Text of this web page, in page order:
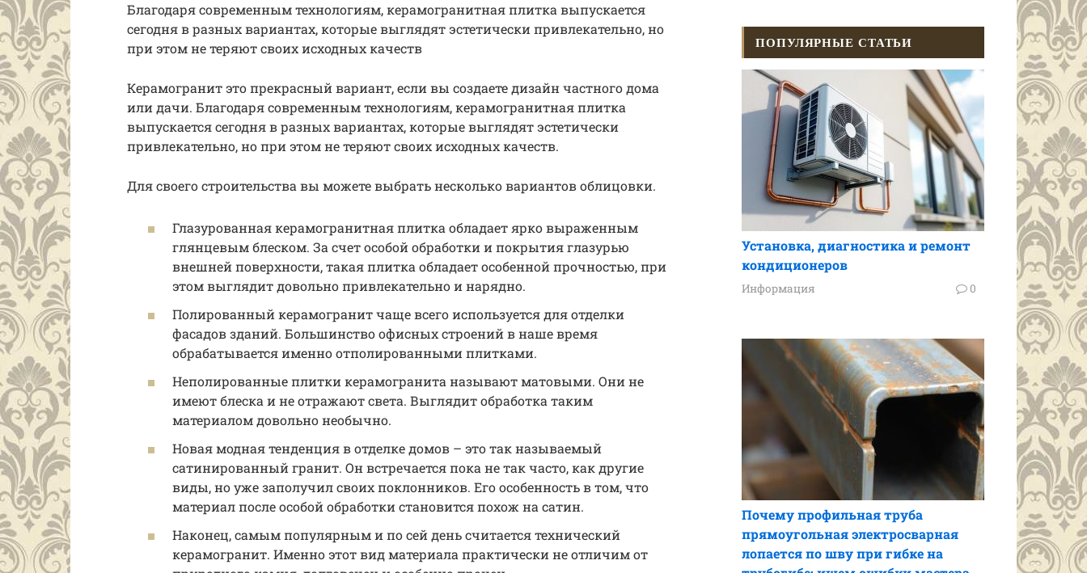
Благодаря современным технологиям, керамогранитная плитка выпускается
сегодня в разных вариантах, которые выглядят эстетически привлекательно, но
при этом не теряют своих исходных качеств
Керамогранит это прекрасный вариант, если вы создаете дизайн частного дома
или дачи. Благодаря современным технологиям, керамогранитная плитка
выпускается сегодня в разных вариантах, которые выглядят эстетически
привлекательно, но при этом не теряют своих исходных качеств.
Для своего строительства вы можете выбрать несколько вариантов облицовки.
Глазурованная керамогранитная плитка обладает ярко выраженным
глянцевым блеском. За счет особой обработки и покрытия глазурью
внешней поверхности, такая плитка обладает особенной прочностью, при
этом выглядит довольно привлекательно и нарядно.
Полированный керамогранит чаще всего используется для отделки
фасадов зданий. Большинство офисных строений в наше время
обрабатывается именно отполированными плитками.
Неполированные плитки керамогранита называют матовыми. Они не
имеют блеска и не отражают света. Выглядит обработка таким
материалом довольно необычно.
Новая модная тенденция в отделке домов – это так называемый
сатинированный гранит. Он встречается пока не так часто, как другие
виды, но уже заполучил своих поклонников. Его особенность в том, что
материал после особой обработки становится похож на сатин.
Наконец, самым популярным и по сей день считается технический
керамогранит. Именно этот вид материала практически не отличим от
ПОПУЛЯРНЫЕ СТАТЬИ
Установка, диагностика и ремонт
кондиционеров
Информация 0
Почему профильная труба
прямоугольная электросварная
лопается по шву при гибке на